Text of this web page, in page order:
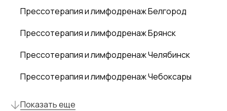
Прессотерапия и лимфодренаж Белгород
Прессотерапия и лимфодренаж Брянск
Прессотерапия и лимфодренаж Челябинск
Прессотерапия и лимфодренаж Чебоксары
Показать еще